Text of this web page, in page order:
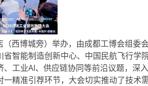
博城旁）举办，由成都工博会组委
智能制造创新中心、中国民航飞行学
工业AI、供应链协同等前沿议题，深
精准引荐环节，大会切实推动了技术